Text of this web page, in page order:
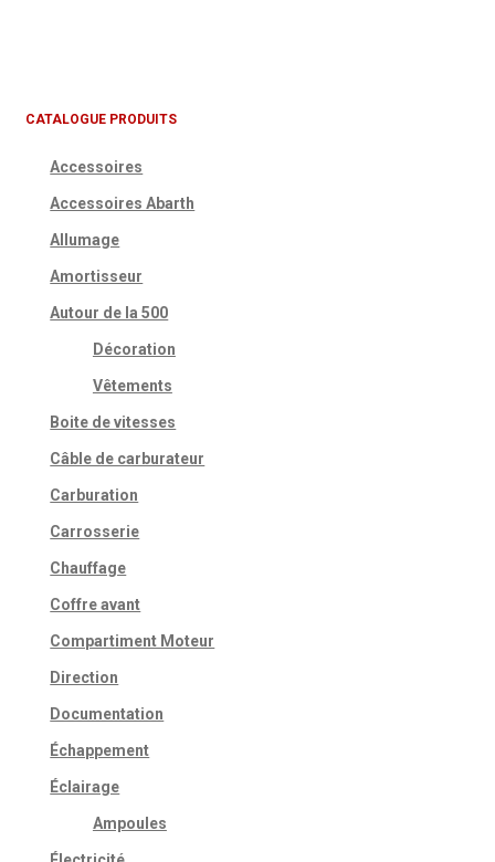
CATALOGUE PRODUITS
Accessoires
Accessoires Abarth
Allumage
Amortisseur
Autour de la 500
Décoration
Vêtements
Boite de vitesses
Câble de carburateur
Carburation
Carrosserie
Chauffage
Coffre avant
Compartiment Moteur
Direction
Documentation
Échappement
Éclairage
Ampoules